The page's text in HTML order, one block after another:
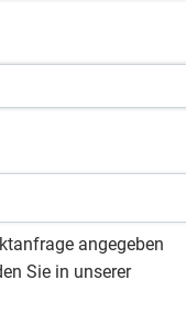
angegeben
Sie in unserer